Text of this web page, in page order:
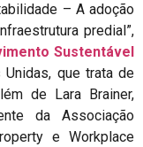
– A adoção
predial”,
Sustentável
que trata de
de Lara Brainer,
da Associação
e Workplace